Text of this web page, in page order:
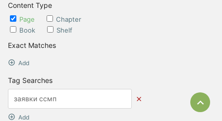
Content Type
Page
Chapter
Book
Shelf
Exact Matches
Add
Tag Searches
Add